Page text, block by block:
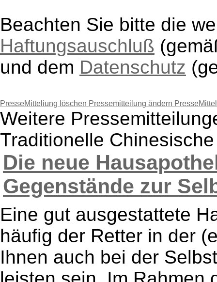
Beachten Sie bitte die
Haftungsauschluß
und dem Datenschutz
PresseMitteliung löschen Pressemitteilung ändern
Weitere
Traditionelle
Die neue
Gegenstände zur
Eine gut ausgestattete
häufig der Retter in der
Ihnen auch bei der